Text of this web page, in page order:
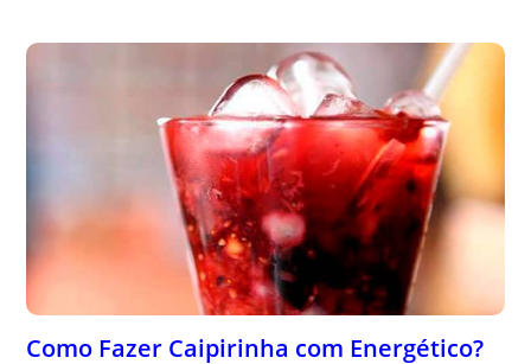
Como Fazer Caipirinha com Energético?